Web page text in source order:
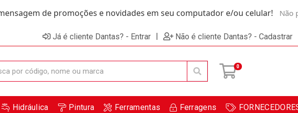
mensagem de promoções e novidades em seu computador e/ou celular! Não
Já é cliente Dantas? - Entrar | Não é cliente Dantas? - Cadastrar
0
Hidráulica Pintura Ferramentas Ferragens